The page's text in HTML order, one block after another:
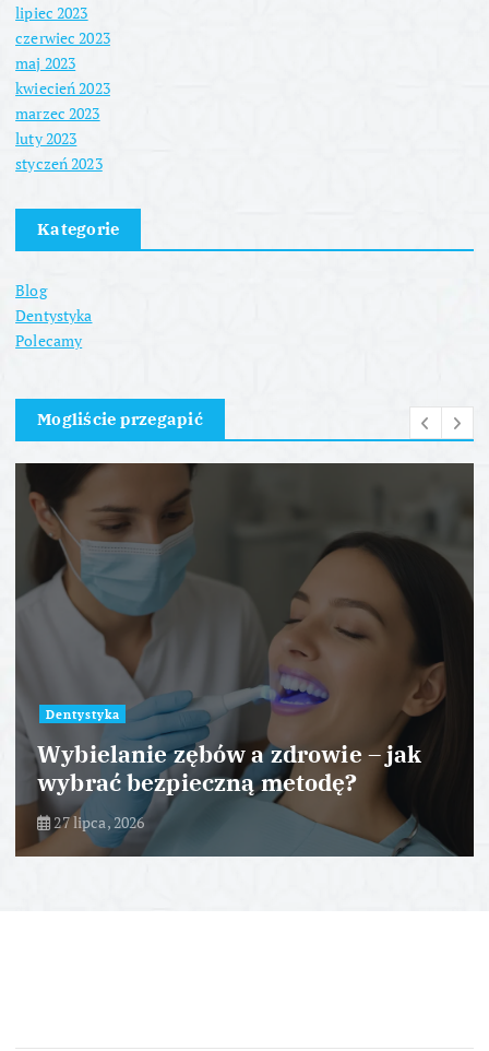
lipiec 2023
czerwiec 2023
maj 2023
kwiecień 2023
marzec 2023
luty 2023
styczeń 2023
Kategorie
Blog
Dentystyka
Polecamy
Mogliście przegapić
Dentystyka
Wybielanie zębów a zdrowie – jak
wybrać bezpieczną metodę?
27 lipca, 2026